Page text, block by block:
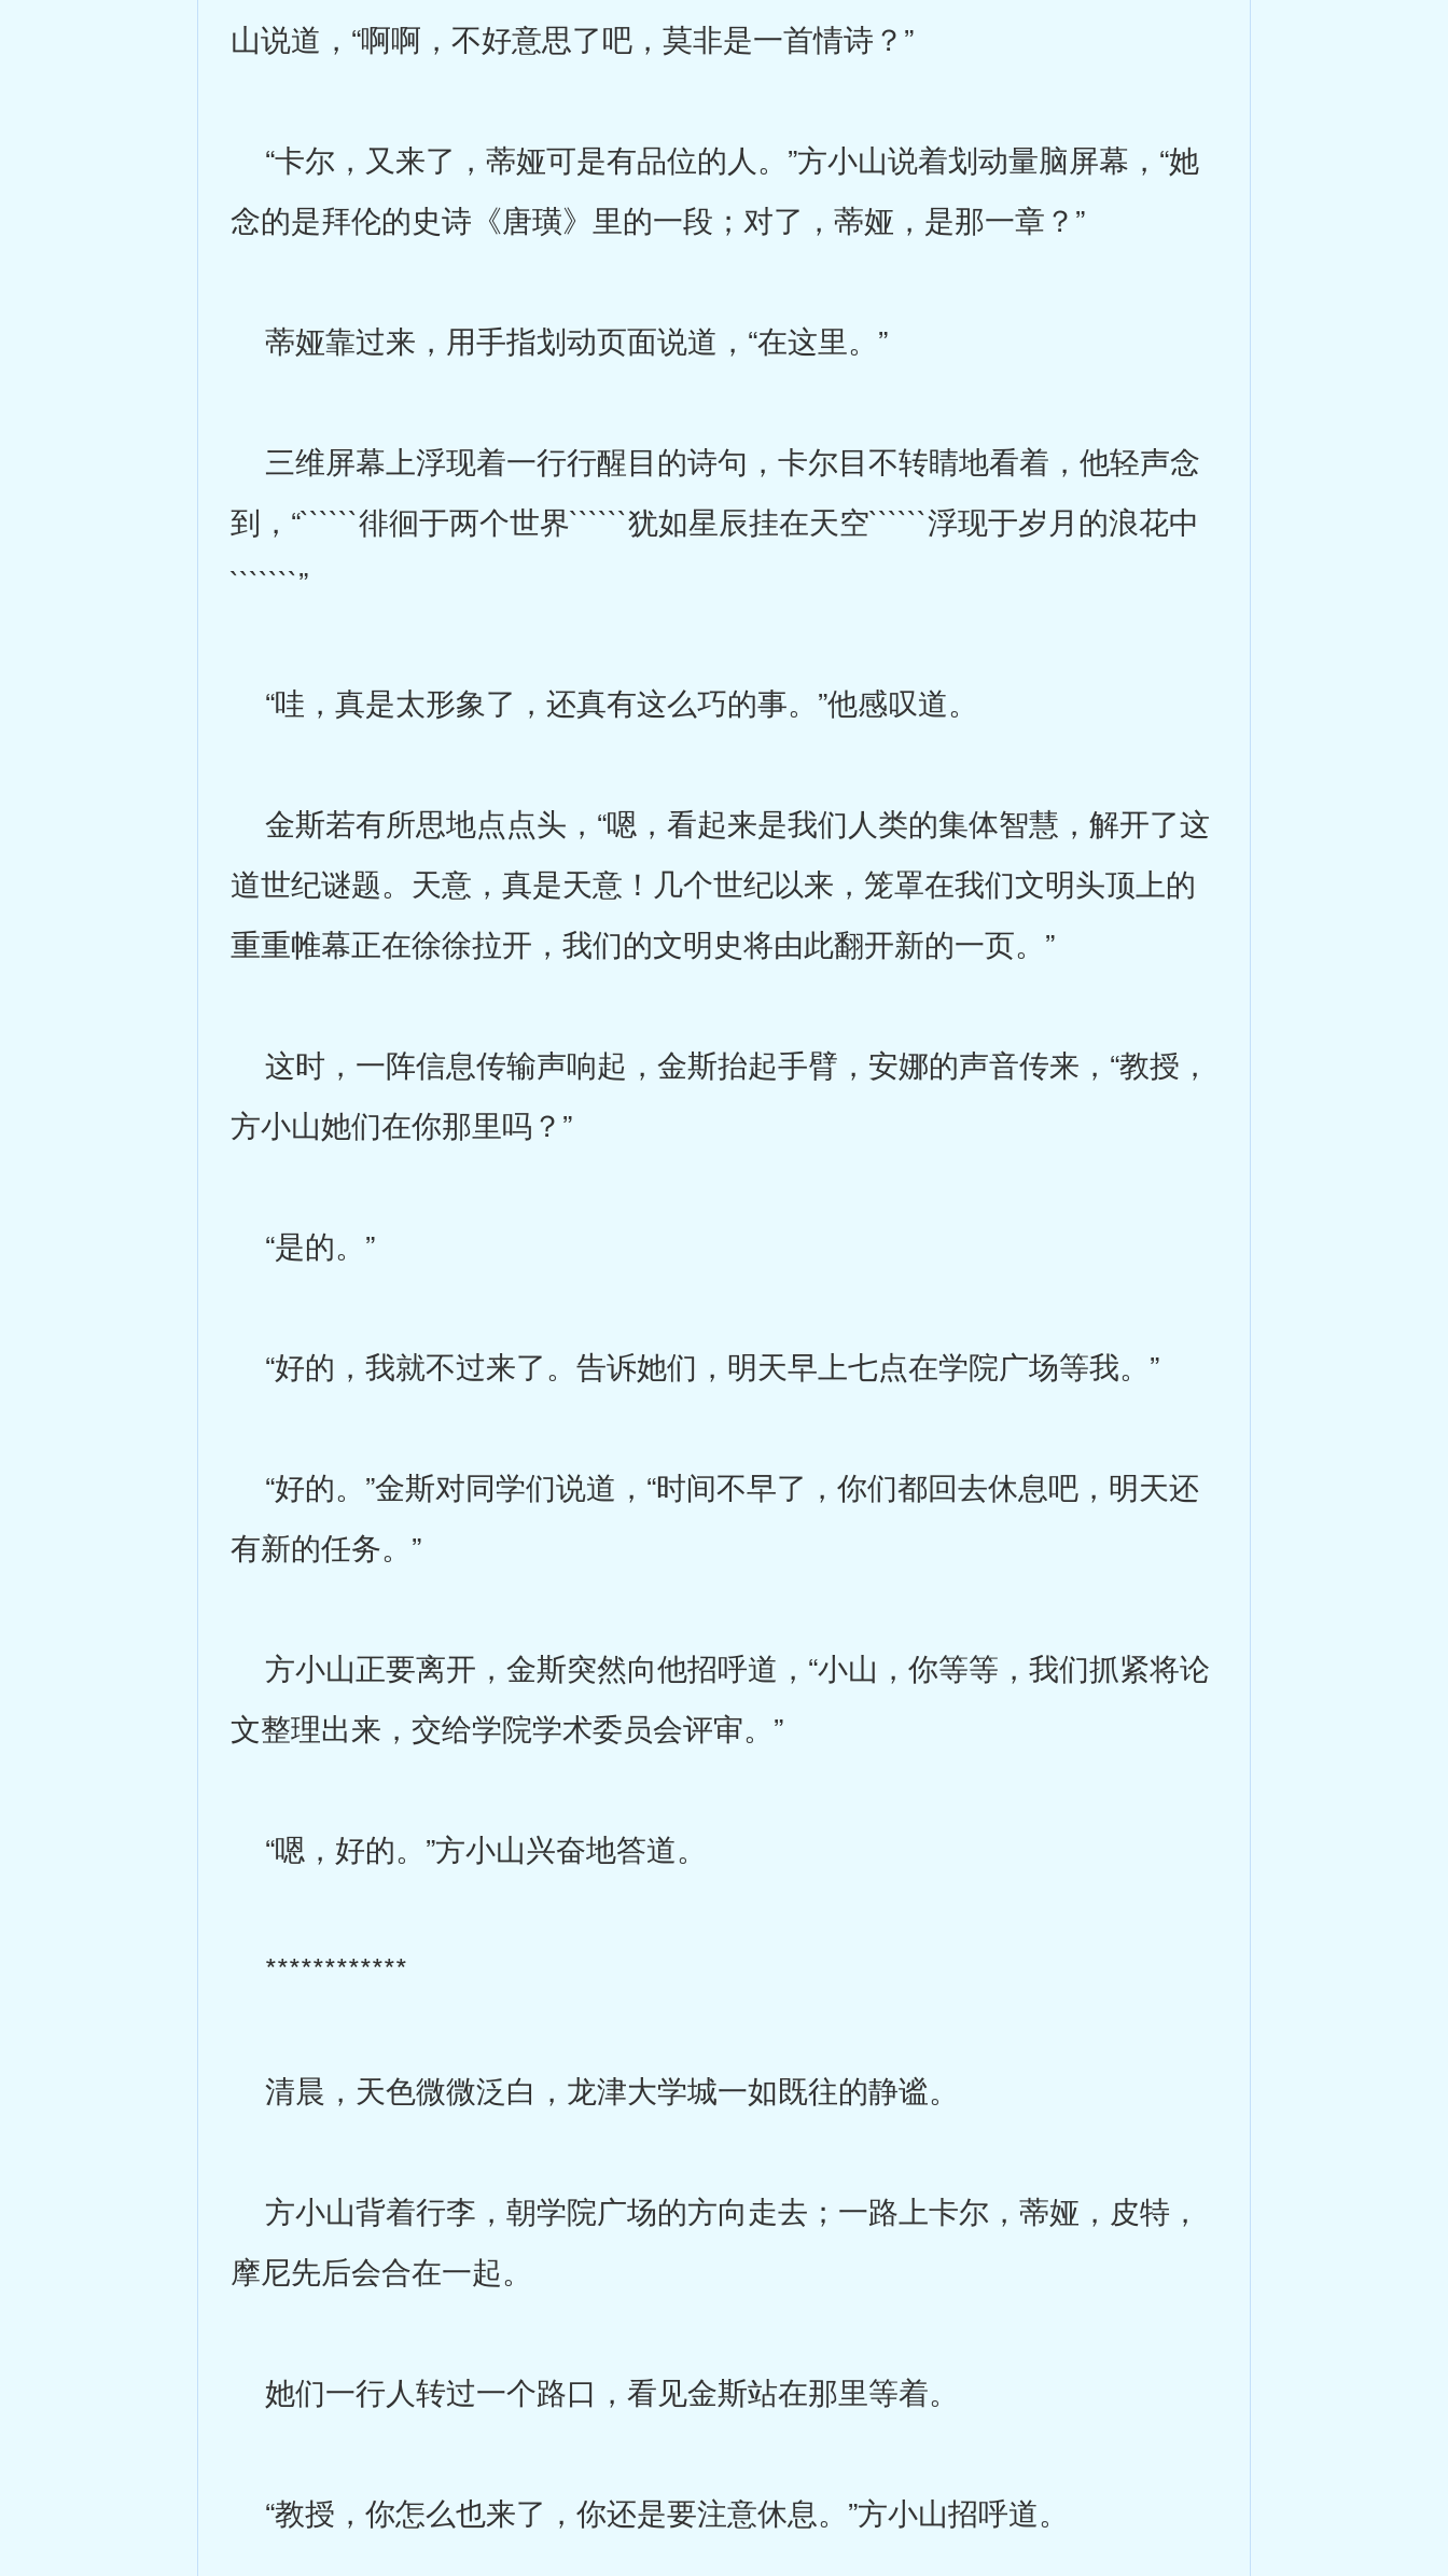
山说道，“啊啊，不好意思了吧，莫非是一首情诗？”
“卡尔，又来了，蒂娅可是有品位的人。”方小山说着划动量脑屏幕，“她
念的是拜伦的史诗《唐璜》里的一段；对了，蒂娅，是那一章？”
蒂娅靠过来，用手指划动页面说道，“在这里。”
三维屏幕上浮现着一行行醒目的诗句，卡尔目不转睛地看着，他轻声念
到，“``````徘徊于两个世界``````犹如星辰挂在天空``````浮现于岁月的浪花中
```````”
“哇，真是太形象了，还真有这么巧的事。”他感叹道。
金斯若有所思地点点头，“嗯，看起来是我们人类的集体智慧，解开了这
道世纪谜题。天意，真是天意！几个世纪以来，笼罩在我们文明头顶上的
重重帷幕正在徐徐拉开，我们的文明史将由此翻开新的一页。”
这时，一阵信息传输声响起，金斯抬起手臂，安娜的声音传来，“教授，
方小山她们在你那里吗？”
“是的。”
“好的，我就不过来了。告诉她们，明天早上七点在学院广场等我。”
“好的。”金斯对同学们说道，“时间不早了，你们都回去休息吧，明天还
有新的任务。”
方小山正要离开，金斯突然向他招呼道，“小山，你等等，我们抓紧将论
文整理出来，交给学院学术委员会评审。”
“嗯，好的。”方小山兴奋地答道。
************
清晨，天色微微泛白，龙津大学城一如既往的静谧。
方小山背着行李，朝学院广场的方向走去；一路上卡尔，蒂娅，皮特，
摩尼先后会合在一起。
她们一行人转过一个路口，看见金斯站在那里等着。
“教授，你怎么也来了，你还是要注意休息。”方小山招呼道。